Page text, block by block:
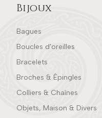
Bijoux
Bagues
Boucles d'oreilles
Bracelets
Broches & Épingles
Colliers & Chaînes
Objets, Maison & Divers